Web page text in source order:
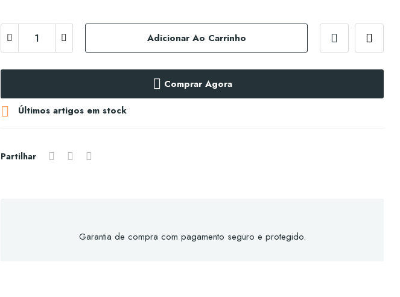
Adicionar Ao Carrinho
Comprar Agora
 Últimos artigos em stock
Partilhar
Garantia de compra com pagamento seguro e protegido.